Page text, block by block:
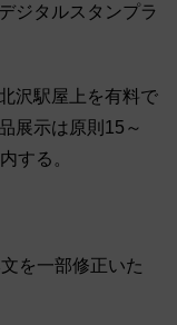
ジタルスタンプラ
沢駅屋上を有料で
展示は原則15～
する。
を一部修正いた